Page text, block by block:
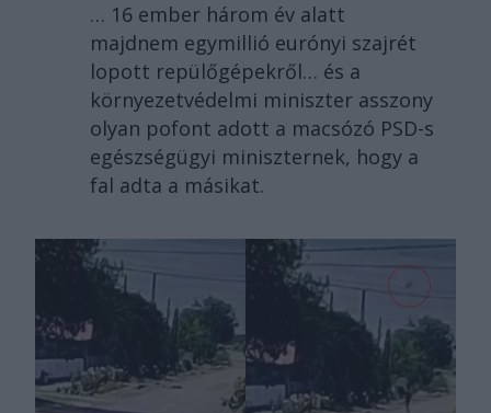
… 16 ember három év alatt
majdnem egymillió eurónyi szajrét
lopott repülőgépekről… és a
környezetvédelmi miniszter asszony
olyan pofont adott a macsózó PSD-s
egészségügyi miniszternek, hogy a
fal adta a másikat.